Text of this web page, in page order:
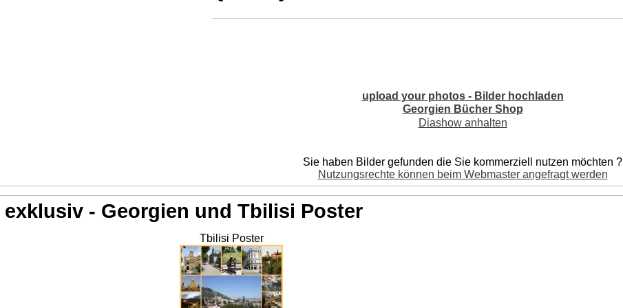
upload your photos - Bilder hochladen
Georgien Bücher Shop
Diashow anhalten
Sie haben Bilder gefunden die Sie kommerziell nutzen möchten ?
Nutzungsrechte können beim Webmaster angefragt werden
exklusiv - Georgien und Tbilisi Poster
Tbilisi Poster